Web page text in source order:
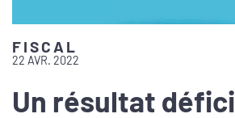
FISCAL
22 AVR. 2022
Un résultat